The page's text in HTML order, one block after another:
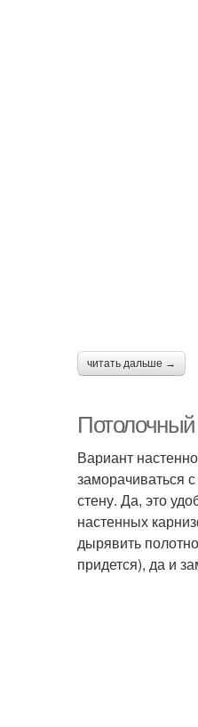
читать дальше →
Вариант
заморачиваться
стену. Да, это
настенных
дырявить
придется), да и